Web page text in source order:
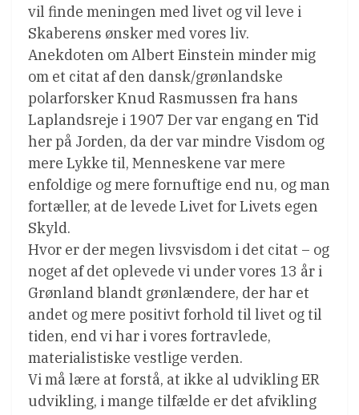
vil finde meningen med livet og vil leve i
Skaberens ønsker med vores liv.
Anekdoten om Albert Einstein minder mig
om et citat af den dansk/grønlandske
polarforsker Knud Rasmussen fra hans
Laplandsreje i 1907 Der var engang en Tid
her på Jorden, da der var mindre Visdom og
mere Lykke til, Menneskene var mere
enfoldige og mere fornuftige end nu, og man
fortæller, at de levede Livet for Livets egen
Skyld.
Hvor er der megen livsvisdom i det citat – og
noget af det oplevede vi under vores 13 år i
Grønland blandt grønlændere, der har et
andet og mere positivt forhold til livet og til
tiden, end vi har i vores fortravlede,
materialistiske vestlige verden.
Vi må lære at forstå, at ikke al udvikling ER
udvikling, i mange tilfælde er det afvikling 